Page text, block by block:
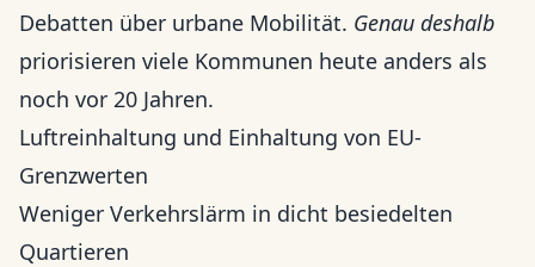
Debatten über urbane Mobilität. Genau deshalb
priorisieren viele Kommunen heute anders als
noch vor 20 Jahren.
Luftreinhaltung und Einhaltung von EU-
Grenzwerten
Weniger Verkehrslärm in dicht besiedelten
Quartieren